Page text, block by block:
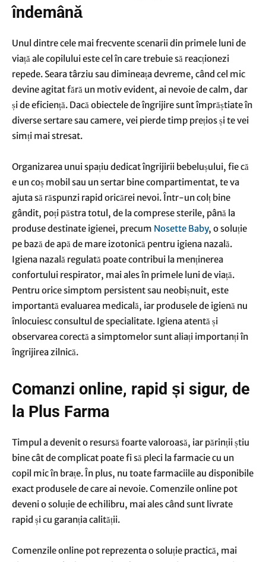
îndemână
Unul dintre cele mai frecvente scenarii din primele luni de
viață ale copilului este cel în care trebuie să reacționezi
repede. Seara târziu sau dimineața devreme, când cel mic
devine agitat fără un motiv evident, ai nevoie de calm, dar
și de eficiență. Dacă obiectele de îngrijire sunt împrăștiate în
diverse sertare sau camere, vei pierde timp prețios și te vei
simți mai stresat.
Organizarea unui spațiu dedicat îngrijirii bebelușului, fie că
e un coș mobil sau un sertar bine compartimentat, te va
ajuta să răspunzi rapid oricărei nevoi. Într-un colț bine
gândit, poți păstra totul, de la comprese sterile, până la
produse destinate igienei, precum Nosette Baby, o soluție
pe bază de apă de mare izotonică pentru igiena nazală.
Igiena nazală regulată poate contribui la menținerea
confortului respirator, mai ales în primele luni de viață.
Pentru orice simptom persistent sau neobișnuit, este
importantă evaluarea medicală, iar produsele de igienă nu
înlocuiesc consultul de specialitate. Igiena atentă și
observarea corectă a simptomelor sunt aliați importanți în
îngrijirea zilnică.
Comanzi online, rapid și sigur, de
la Plus Farma
Timpul a devenit o resursă foarte valoroasă, iar părinții știu
bine cât de complicat poate fi să pleci la farmacie cu un
copil mic în brațe. În plus, nu toate farmaciile au disponibile
exact produsele de care ai nevoie. Comenzile online pot
deveni o soluție de echilibru, mai ales când sunt livrate
rapid și cu garanția calității.
Comenzile online pot reprezenta o soluție practică, mai